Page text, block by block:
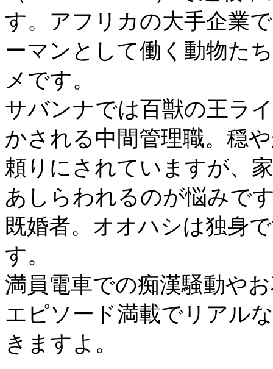
す。アフリカの大手企業
ーマンとして働く動物た
メです。
サバンナでは百獣の王ラ
かされる中間管理職。穏
頼りにされていますが、
あしらわれるのが悩みで
既婚者。オオハシは独身
す。
満員電車での痴漢騒動や
エピソード満載でリアル
きますよ。